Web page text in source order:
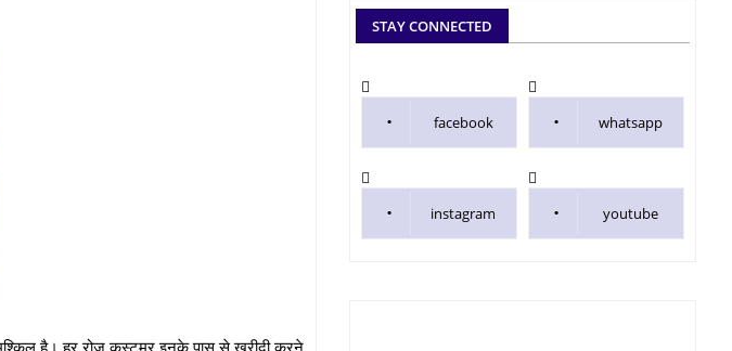
है। हर रोज कस्टमर इनके पास से खरीदी करने
STAY CONNECTED
facebook whatsapp
instagram youtube